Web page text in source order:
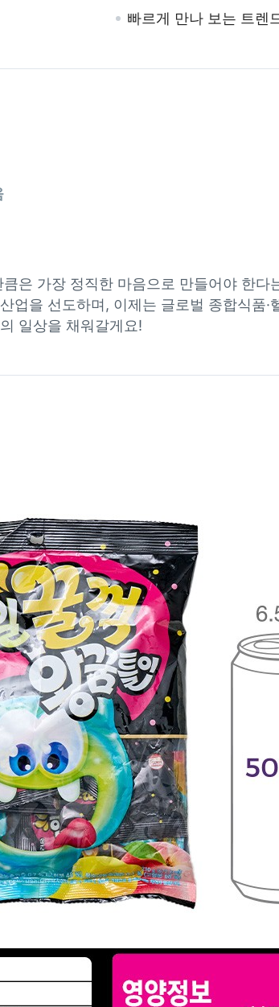
빠르게 만나 보는 트렌
은 가장 정직한 마음으로 만들어야 한다
업을 선도하며, 이제는 글로벌 종합식품·
일상을 채워갈게요!